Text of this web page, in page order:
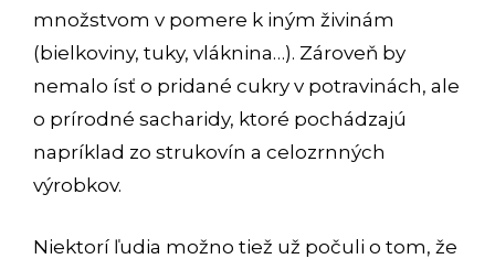
množstvom v pomere k iným živinám
(bielkoviny, tuky, vláknina…). Zároveň by
nemalo ísť o pridané cukry v potravinách, ale
o prírodné sacharidy, ktoré pochádzajú
napríklad zo strukovín a celozrnných
výrobkov.
Niektorí ľudia možno tiež už počuli o tom, že